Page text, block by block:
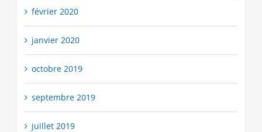
février 2020
janvier 2020
octobre 2019
septembre 2019
juillet 2019